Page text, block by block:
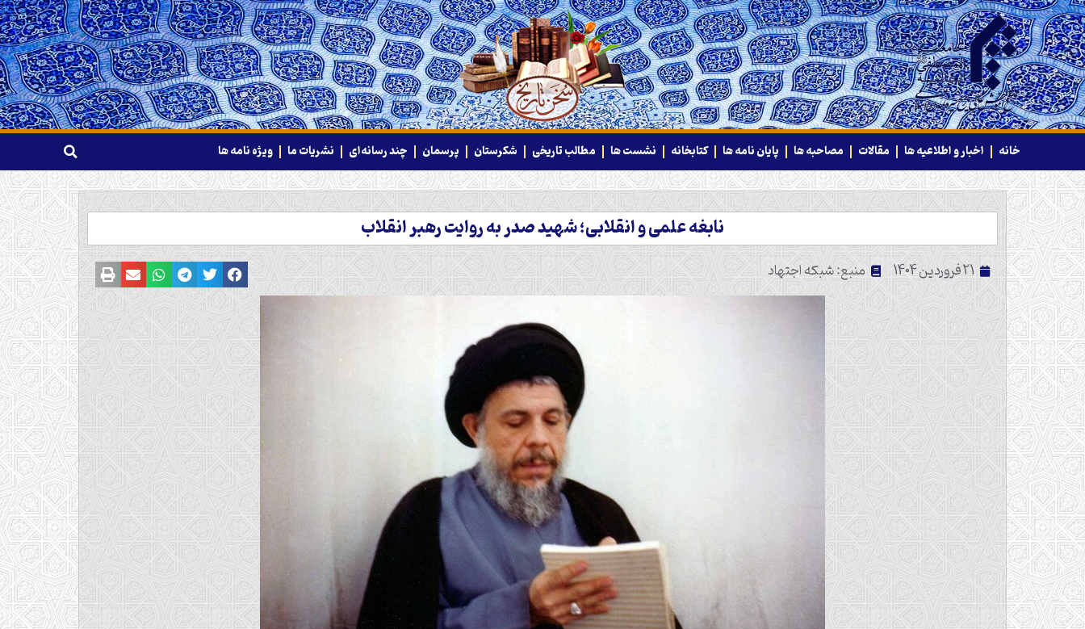
خانه اخبار و اطلاعیه ها مقالات مصاحبه ها پایان نامه ها کتابخانه نشست ها مطالب تاریخی شکرستان پرسمان چند رسانه‌ای نشریات ما ویژه نامه ها
نابغه علمی و انقلابی؛ شهید صدر به روایت رهبر انقلاب
21 فروردین 1404 منبع: شبکه اجتهاد